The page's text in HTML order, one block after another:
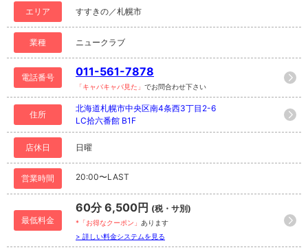
エリア すすきの／札幌市
業種 ニュークラブ
電話番号 011-561-7878
「キャバキャバ見た」 でお問合わせ下さい
住所
北海道札幌市中央区南4条西3丁目2-6
LC拾六番館 B1F
店休日 日曜
営業時間 20:00〜LAST
最低料金
60分 6,500円 (税・サ別)
*「お得なクーポン」 あります
> 詳しい料金システムを見る